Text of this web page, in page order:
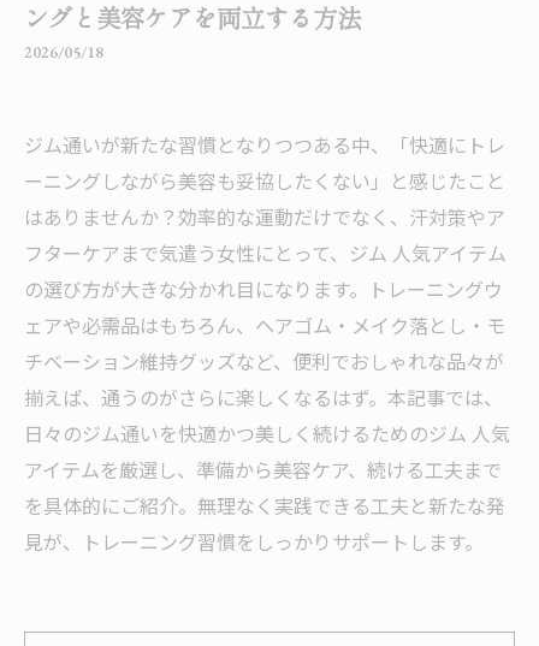
ングと美容ケアを両立する方法
2026/05/18
ジム通いが新たな習慣となりつつある中、「快適にトレ
ーニングしながら美容も妥協したくない」と感じたこと
はありませんか？効率的な運動だけでなく、汗対策やア
フターケアまで気遣う女性にとって、ジム 人気アイテム
の選び方が大きな分かれ目になります。トレーニングウ
ェアや必需品はもちろん、ヘアゴム・メイク落とし・モ
チベーション維持グッズなど、便利でおしゃれな品々が
揃えば、通うのがさらに楽しくなるはず。本記事では、
日々のジム通いを快適かつ美しく続けるためのジム 人気
アイテムを厳選し、準備から美容ケア、続ける工夫まで
を具体的にご紹介。無理なく実践できる工夫と新たな発
見が、トレーニング習慣をしっかりサポートします。